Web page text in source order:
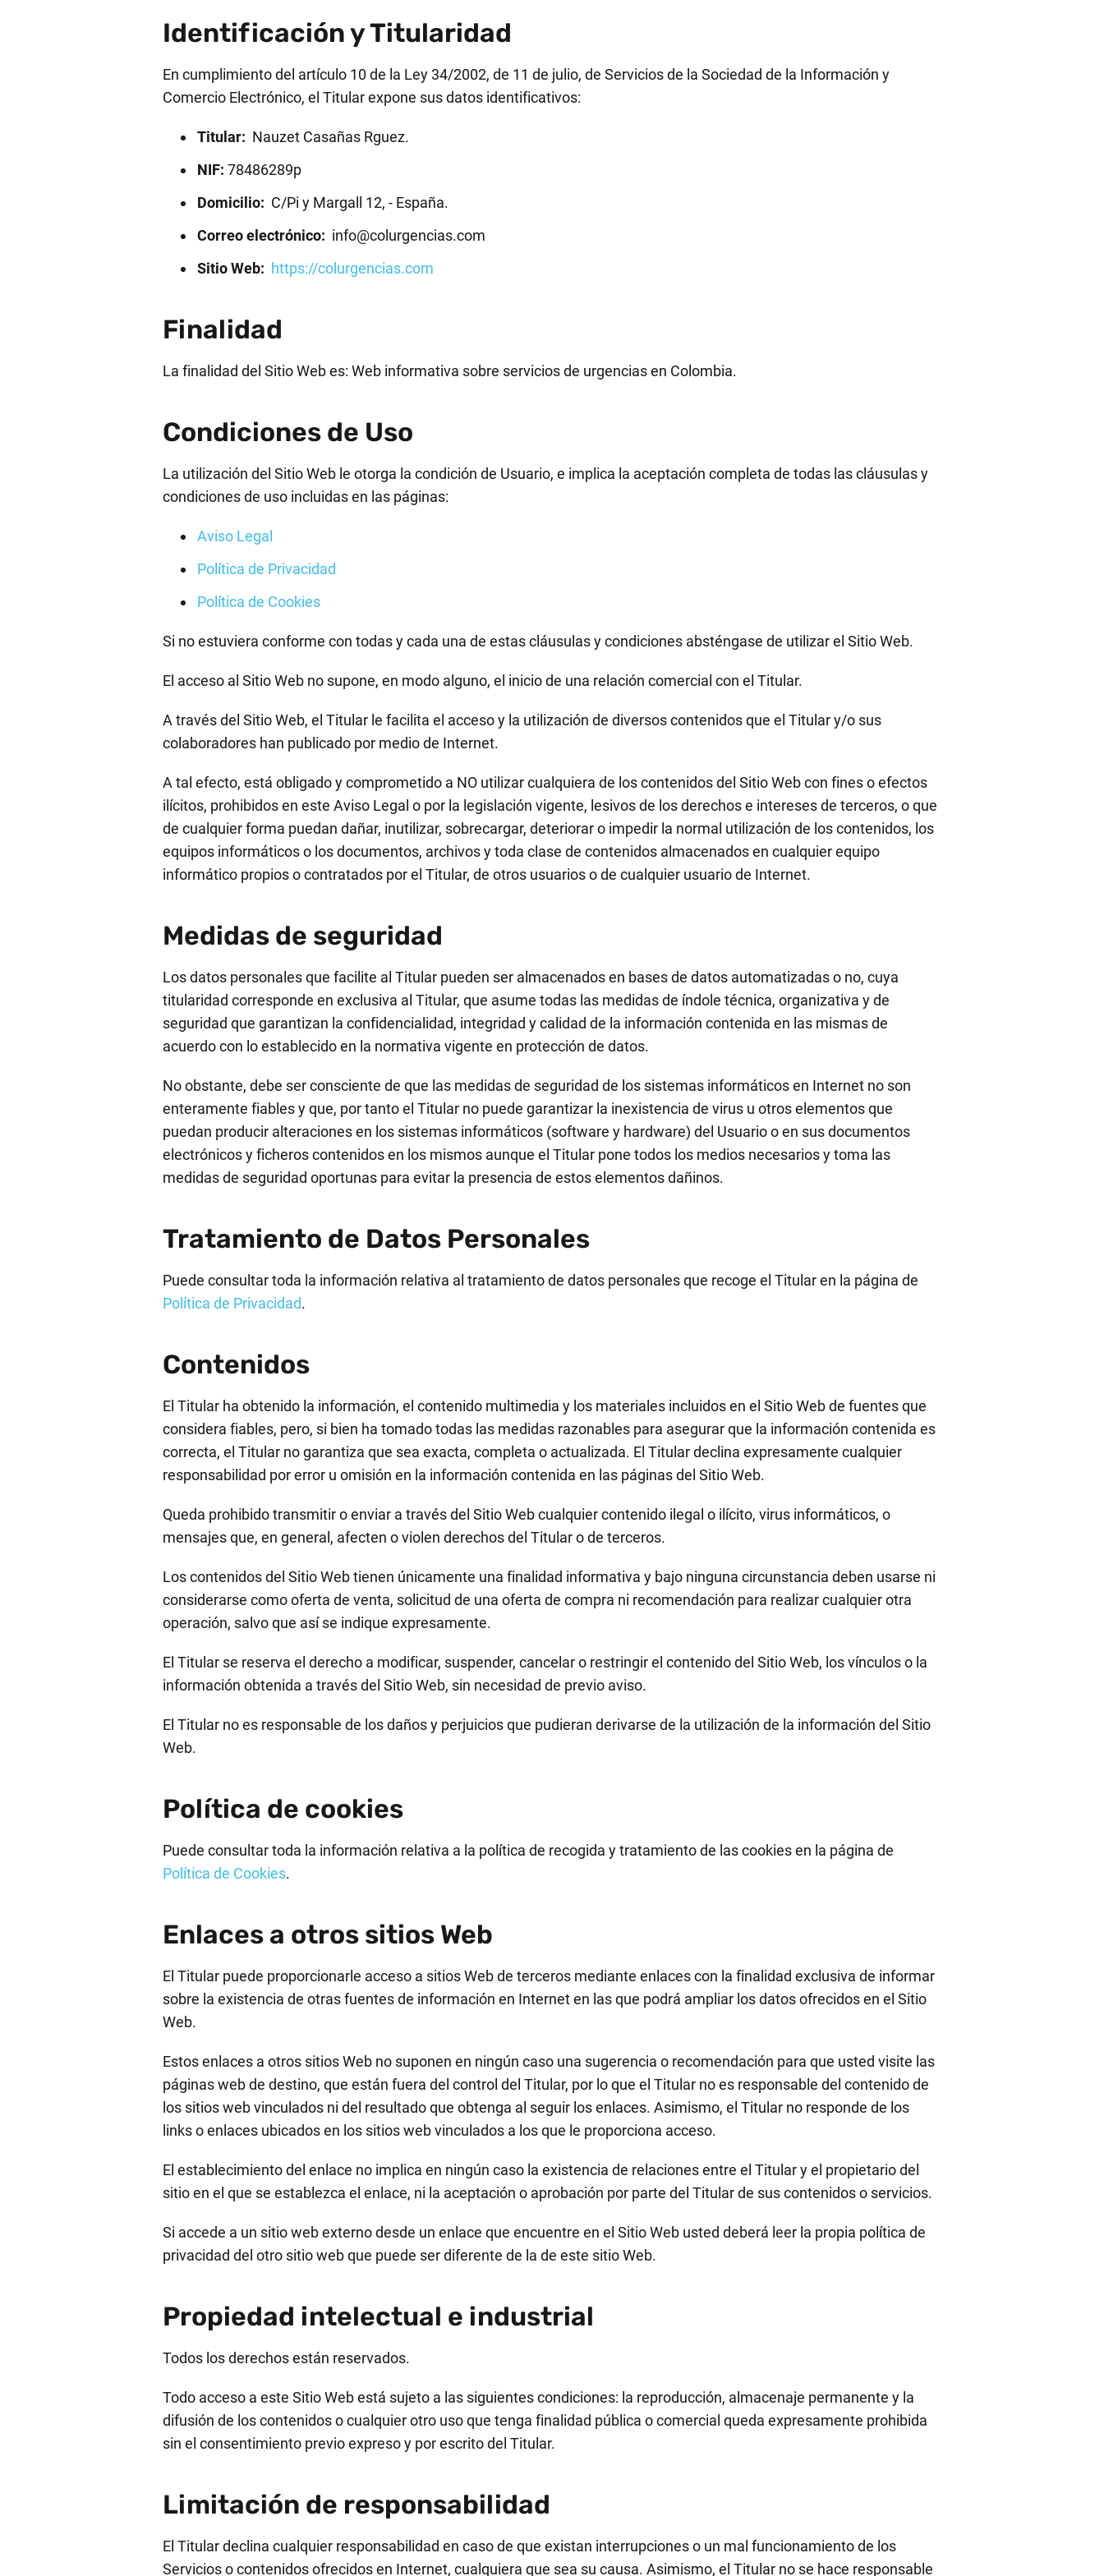
Identificación y Titularidad
En cumplimiento del artículo 10 de la Ley 34/2002, de 11 de julio, de Servicios de la Sociedad de la Información y
Comercio Electrónico, el Titular expone sus datos identificativos:
Titular: Nauzet Casañas Rguez.
NIF: 78486289p
Domicilio: C/Pi y Margall 12, - España.
Correo electrónico: info@colurgencias.com
Sitio Web: https://colurgencias.com
Finalidad
La finalidad del Sitio Web es: Web informativa sobre servicios de urgencias en Colombia.
Condiciones de Uso
La utilización del Sitio Web le otorga la condición de Usuario, e implica la aceptación completa de todas las cláusulas y
condiciones de uso incluidas en las páginas:
Aviso Legal
Política de Privacidad
Política de Cookies
Si no estuviera conforme con todas y cada una de estas cláusulas y condiciones absténgase de utilizar el Sitio Web.
El acceso al Sitio Web no supone, en modo alguno, el inicio de una relación comercial con el Titular.
A través del Sitio Web, el Titular le facilita el acceso y la utilización de diversos contenidos que el Titular y/o sus
colaboradores han publicado por medio de Internet.
A tal efecto, está obligado y comprometido a NO utilizar cualquiera de los contenidos del Sitio Web con fines o efectos
ilícitos, prohibidos en este Aviso Legal o por la legislación vigente, lesivos de los derechos e intereses de terceros, o que
de cualquier forma puedan dañar, inutilizar, sobrecargar, deteriorar o impedir la normal utilización de los contenidos, los
equipos informáticos o los documentos, archivos y toda clase de contenidos almacenados en cualquier equipo
informático propios o contratados por el Titular, de otros usuarios o de cualquier usuario de Internet.
Medidas de seguridad
Los datos personales que facilite al Titular pueden ser almacenados en bases de datos automatizadas o no, cuya
titularidad corresponde en exclusiva al Titular, que asume todas las medidas de índole técnica, organizativa y de
seguridad que garantizan la confidencialidad, integridad y calidad de la información contenida en las mismas de
acuerdo con lo establecido en la normativa vigente en protección de datos.
No obstante, debe ser consciente de que las medidas de seguridad de los sistemas informáticos en Internet no son
enteramente fiables y que, por tanto el Titular no puede garantizar la inexistencia de virus u otros elementos que
puedan producir alteraciones en los sistemas informáticos (software y hardware) del Usuario o en sus documentos
electrónicos y ficheros contenidos en los mismos aunque el Titular pone todos los medios necesarios y toma las
medidas de seguridad oportunas para evitar la presencia de estos elementos dañinos.
Tratamiento de Datos Personales
Puede consultar toda la información relativa al tratamiento de datos personales que recoge el Titular en la página de
Política de Privacidad.
Contenidos
El Titular ha obtenido la información, el contenido multimedia y los materiales incluidos en el Sitio Web de fuentes que
considera fiables, pero, si bien ha tomado todas las medidas razonables para asegurar que la información contenida es
correcta, el Titular no garantiza que sea exacta, completa o actualizada. El Titular declina expresamente cualquier
responsabilidad por error u omisión en la información contenida en las páginas del Sitio Web.
Queda prohibido transmitir o enviar a través del Sitio Web cualquier contenido ilegal o ilícito, virus informáticos, o
mensajes que, en general, afecten o violen derechos del Titular o de terceros.
Los contenidos del Sitio Web tienen únicamente una finalidad informativa y bajo ninguna circunstancia deben usarse ni
considerarse como oferta de venta, solicitud de una oferta de compra ni recomendación para realizar cualquier otra
operación, salvo que así se indique expresamente.
El Titular se reserva el derecho a modificar, suspender, cancelar o restringir el contenido del Sitio Web, los vínculos o la
información obtenida a través del Sitio Web, sin necesidad de previo aviso.
El Titular no es responsable de los daños y perjuicios que pudieran derivarse de la utilización de la información del Sitio
Web.
Política de cookies
Puede consultar toda la información relativa a la política de recogida y tratamiento de las cookies en la página de
Política de Cookies.
Enlaces a otros sitios Web
El Titular puede proporcionarle acceso a sitios Web de terceros mediante enlaces con la finalidad exclusiva de informar
sobre la existencia de otras fuentes de información en Internet en las que podrá ampliar los datos ofrecidos en el Sitio
Web.
Estos enlaces a otros sitios Web no suponen en ningún caso una sugerencia o recomendación para que usted visite las
páginas web de destino, que están fuera del control del Titular, por lo que el Titular no es responsable del contenido de
los sitios web vinculados ni del resultado que obtenga al seguir los enlaces. Asimismo, el Titular no responde de los
links o enlaces ubicados en los sitios web vinculados a los que le proporciona acceso.
El establecimiento del enlace no implica en ningún caso la existencia de relaciones entre el Titular y el propietario del
sitio en el que se establezca el enlace, ni la aceptación o aprobación por parte del Titular de sus contenidos o servicios.
Si accede a un sitio web externo desde un enlace que encuentre en el Sitio Web usted deberá leer la propia política de
privacidad del otro sitio web que puede ser diferente de la de este sitio Web.
Propiedad intelectual e industrial
Todos los derechos están reservados.
Todo acceso a este Sitio Web está sujeto a las siguientes condiciones: la reproducción, almacenaje permanente y la
difusión de los contenidos o cualquier otro uso que tenga finalidad pública o comercial queda expresamente prohibida
sin el consentimiento previo expreso y por escrito del Titular.
Limitación de responsabilidad
El Titular declina cualquier responsabilidad en caso de que existan interrupciones o un mal funcionamiento de los
Servicios o contenidos ofrecidos en Internet, cualquiera que sea su causa. Asimismo, el Titular no se hace responsable